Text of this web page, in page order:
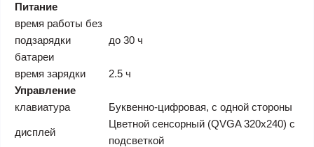
Питание
время работы без
подзарядки
батареи
до 30 ч
время зарядки
2.5 ч
Управление
клавиатура
Буквенно-цифровая, с одной стороны
дисплей
Цветной сенсорный (QVGA 320x240) с
подсветкой